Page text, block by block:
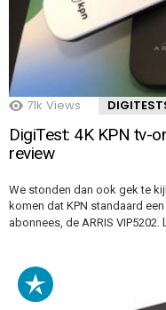
71k Views
DigiTest: 4K KPN tv-
review
We stonden dan ook gek te
komen dat KPN standaard
abonnees, de ARRIS VIP5202.